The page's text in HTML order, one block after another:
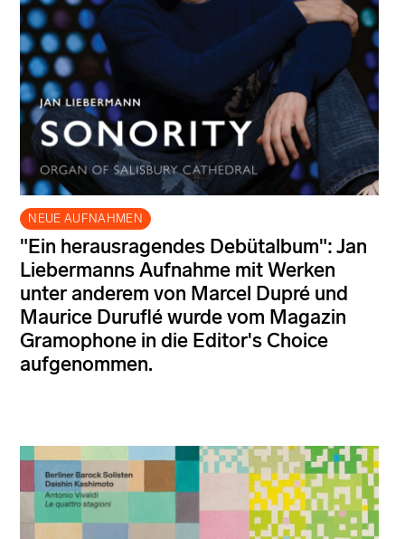
NEUE AUFNAHMEN
"Ein herausragendes Debütalbum": Jan
Liebermanns Aufnahme mit Werken
unter anderem von Marcel Dupré und
Maurice Duruflé wurde vom Magazin
Gramophone in die Editor's Choice
aufgenommen.